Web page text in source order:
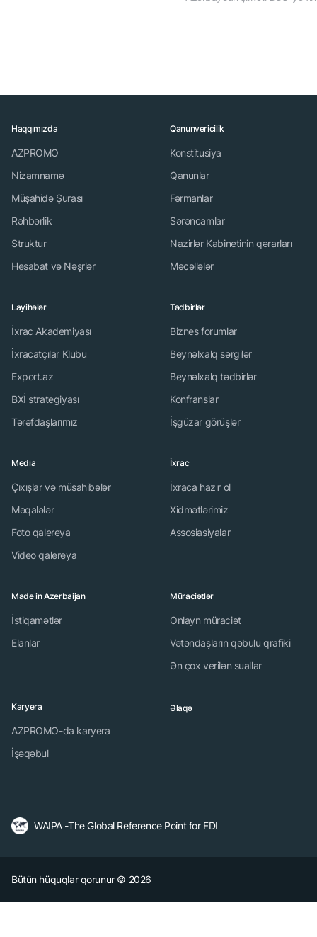
Haqqımızda
AZPROMO
Nizamnamə
Müşahidə Şurası
Rəhbərlik
Struktur
Hesabat və Nəşrlər
Qanunvericilik
Konstitusiya
Qanunlar
Fərmanlar
Sərəncamlar
Nazirlər Kabinetinin qərarları
Məcəllələr
Layihələr
İxrac Akademiyası
İxracatçılar Klubu
Export.az
BXİ strategiyası
Tərəfdaşlarımız
Tədbirlər
Biznes forumlar
Beynəlxalq sərgilər
Beynəlxalq tədbirlər
Konfranslar
İşgüzar görüşlər
Media
Çıxışlar və müsahibələr
Məqalələr
Foto qalereya
Video qalereya
İxrac
İxraca hazır ol
Xidmətlərimiz
Assosiasiyalar
Made in Azerbaijan
İstiqamətlər
Elanlar
Müraciətlər
Onlayn müraciət
Vətəndaşların qəbulu qrafiki
Ən çox verilən suallar
Karyera
AZPROMO-da karyera
İşəqəbul
Əlaqə
WAIPA -The Global Reference Point for FDI
Bütün hüquqlar qorunur © 2026